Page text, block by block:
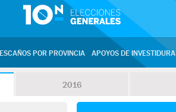
ESCAÑOS POR PROVINCIA APOYOS DE INVESTIDURA
2016